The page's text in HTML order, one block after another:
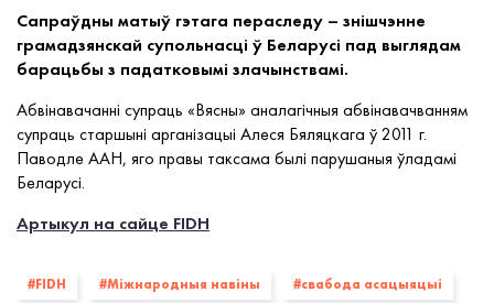
Сапраўдны матыў гэтага пераследу – знішчэнне
грамадзянскай супольнасці ў Беларусі пад выглядам
барацьбы з падатковымі злачынствамі.
Абвінавачанні супраць «Вясны»аналагічныя абвінавачванням
супраць старшыні арганізацыі Алеся Бяляцкага ў 2011 г.
Паводле ААН, яго правы таксама былі парушаныя ўладамі
Беларусі.
Артыкул на сайце FIDH
#FIDH #Міжнародныя навіны #свабода асацыяцыі